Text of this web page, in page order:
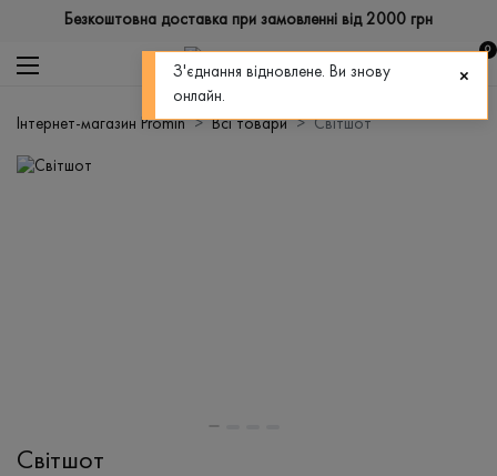
Безкоштовна доставка при замовленні від 2000 грн
0
Інтернет-магазин Promin Всі товари Світшот
Світшот
З'єднання відновлене. Ви знову
онлайн.